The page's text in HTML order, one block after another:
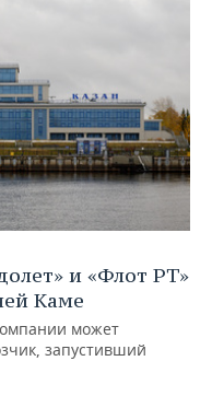
и «Флот РТ»
Каме
может
запустивший